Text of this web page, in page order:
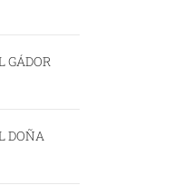
GÁDOR
DOÑA